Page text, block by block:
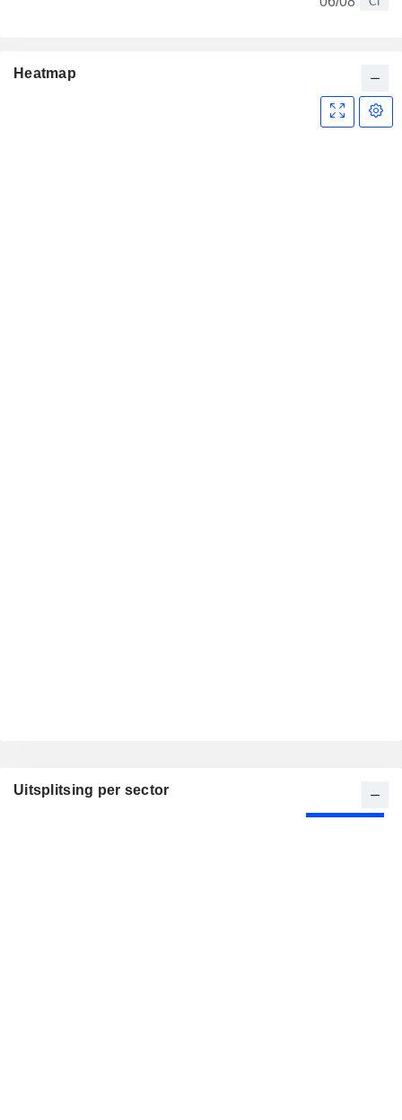
Heatmap
Uitsplitsing per sector